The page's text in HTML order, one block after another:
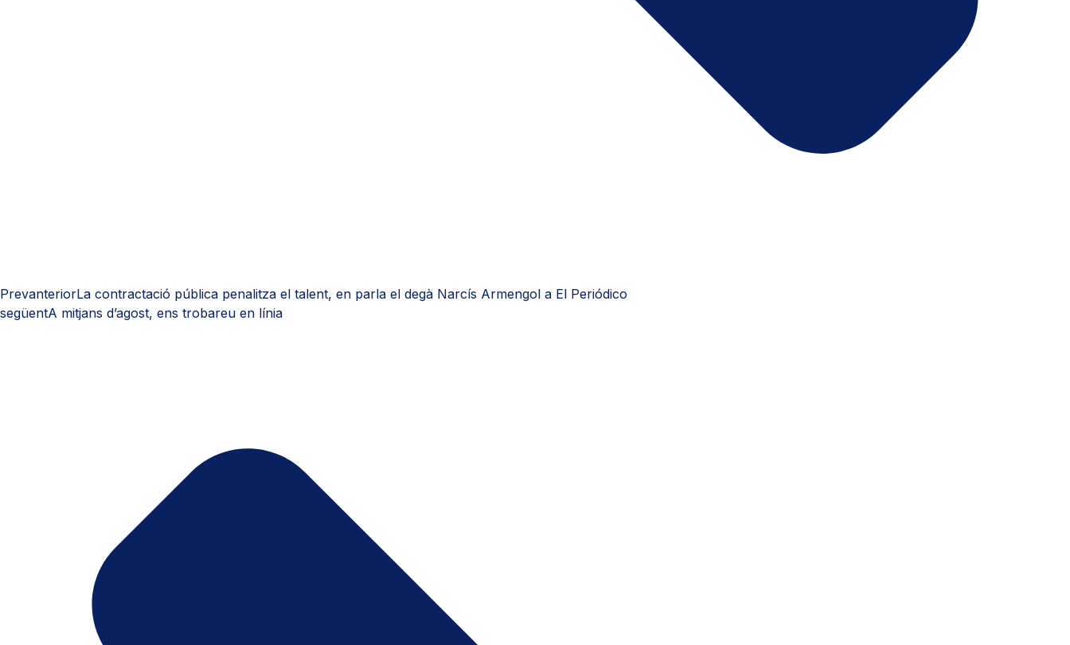
PrevanteriorLa contractació pública penalitza el talent, en parla el degà Narcís Armengol a El Periódico
següentA mitjans d’agost, ens trobareu en línia